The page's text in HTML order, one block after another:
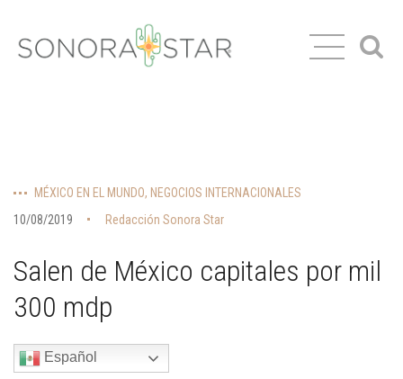
MÉXICO EN EL MUNDO, NEGOCIOS INTERNACIONALES
10/08/2019
Redacción Sonora Star
Salen de México capitales por mil
300 mdp
Español